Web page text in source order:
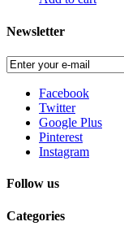
Newsletter
Facebook
Twitter
Google Plus
Pinterest
Instagram
Follow us
Categories